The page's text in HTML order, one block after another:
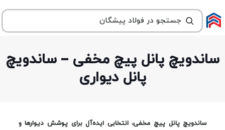
ساندویچ پانل پیچ مخفی – ساندویچ
پانل دیواری
ساندویچ پانل پیچ مخفی، انتخابی ایده‌آل برای پوشش دیوارها و